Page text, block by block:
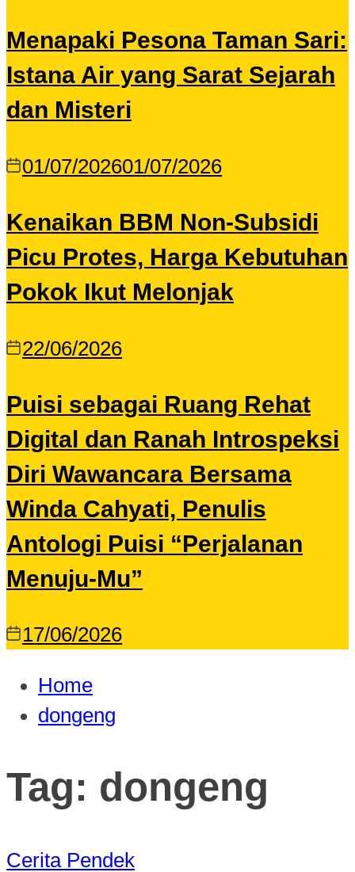
Menapaki Pesona Taman Sari:
Istana Air yang Sarat Sejarah
dan Misteri
01/07/202601/07/2026
Kenaikan BBM Non-Subsidi
Picu Protes, Harga Kebutuhan
Pokok Ikut Melonjak
22/06/2026
Puisi sebagai Ruang Rehat
Digital dan Ranah Introspeksi
Diri Wawancara Bersama
Winda Cahyati, Penulis
Antologi Puisi “Perjalanan
Menuju-Mu”
17/06/2026
Home
dongeng
Tag: dongeng
Cerita Pendek